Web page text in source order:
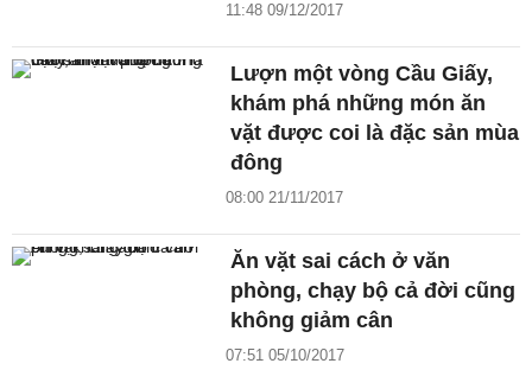
11:48 09/12/2017
Lượn một vòng Cầu Giấy,
khám phá những món ăn
vặt được coi là đặc sản mùa
đông
08:00 21/11/2017
Ăn vặt sai cách ở văn
phòng, chạy bộ cả đời cũng
không giảm cân
07:51 05/10/2017